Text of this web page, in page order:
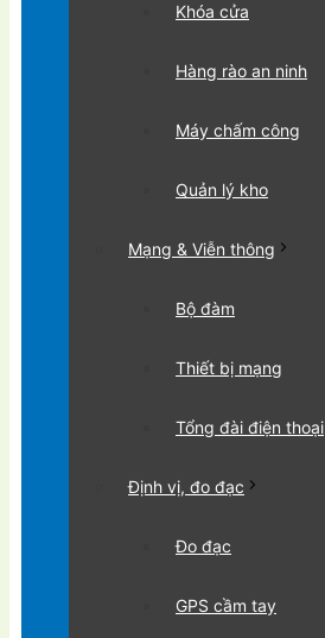
Khóa cửa
Hàng rào an ninh
Máy chấm công
Quản lý kho
Mạng & Viễn thông
Bộ đàm
Thiết bị mạng
Tổng đài điện thoại
Định vị, đo đạc
Đo đạc
GPS cầm tay